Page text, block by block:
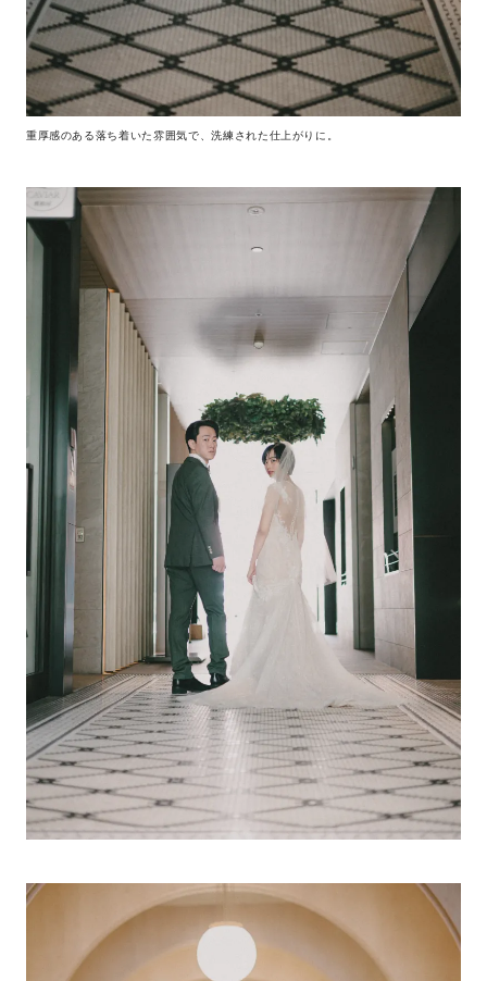
重厚感のある落ち着いた雰囲気で、洗練された仕上がりに。